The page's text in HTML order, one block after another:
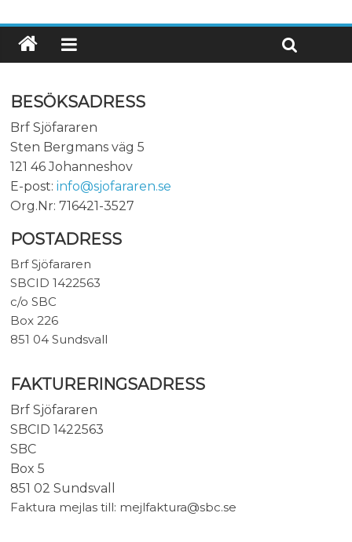
BESÖKSADRESS
Brf Sjöfararen
Sten Bergmans väg 5
121 46 Johanneshov
E-post:info@sjofararen.se
Org.Nr: 716421-3527
POSTADRESS
Brf Sjöfararen
SBCID 1422563
c/o SBC
Box 226
851 04 Sundsvall
FAKTURERINGSADRESS
Brf Sjöfararen
SBCID 1422563
SBC
Box 5
851 02 Sundsvall
Faktura mejlas till: mejlfaktura@sbc.se